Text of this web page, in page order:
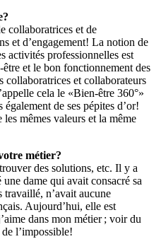
collaboratrices et de
et d’engagement! La notion de
activités professionnelles est
et le bon fonctionnement des
collaboratrices et collaborateurs
cela le «Bien-être 360°»
de ses pépites d’or!
mêmes valeurs et la même
métier?
des solutions, etc. Il y a
dame qui avait consacré sa
travaillé, n’avait aucune
Aujourd’hui, elle est
dans mon métier ; voir du
l’impossible!